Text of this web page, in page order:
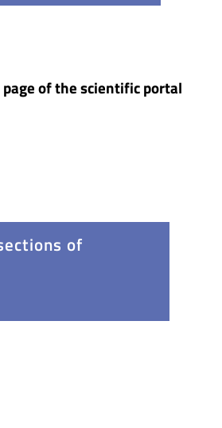
of the scientific portal
of